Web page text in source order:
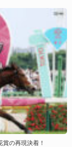
の再現決着！